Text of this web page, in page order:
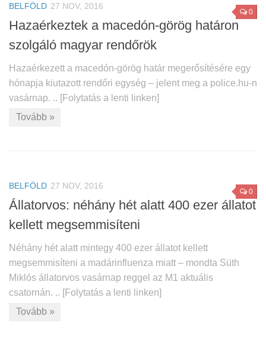
0
BELFÖLD 27 NOV, 2016
Hazaérkeztek a macedón-görög határon
szolgáló magyar rendőrök
Hazaérkezett a macedón-görög határ megerősítésére egy
hónapja kiutazott rendőri egység – jelent meg a police.hu-n
vasárnap. .. [Folytatás a lenti linken]
Tovább »
0
BELFÖLD 27 NOV, 2016
Állatorvos: néhány hét alatt 400 ezer állatot
kellett megsemmisíteni
Néhány hét alatt mintegy 400 ezer állatot kellett
megsemmisíteni a madárinfluenza miatt – mondta Süth
Miklós állatorvos vasárnap reggel az M1 aktuális
csatornán. .. [Folytatás a lenti linken]
Tovább »